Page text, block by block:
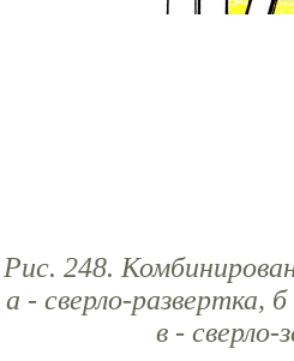
Рис. 248.
а - сверло-развертка,
в - сверло-